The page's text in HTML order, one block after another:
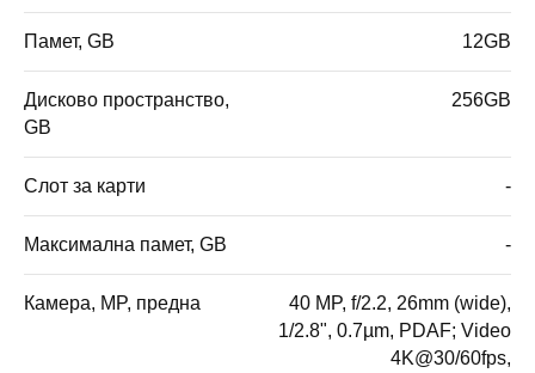
Памет, GB 12GB
Дисково пространство,
GB
256GB
Слот за карти -
Максимална памет, GB -
Камера, MP, предна
40 MP, f/2.2, 26mm (wide),
1/2.8", 0.7µm, PDAF; Video
4K@30/60fps,